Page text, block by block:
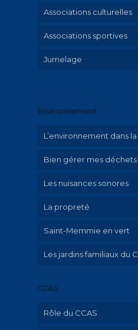
Associations culturelles
Associations sportives
Jumelage
Environnement
L’environnement dans
Bien gérer mes déchets
Les nuisances sonores
La propreté
Saint-Memmie en vert
Les jardins familiaux du
CCAS
Rôle du CCAS